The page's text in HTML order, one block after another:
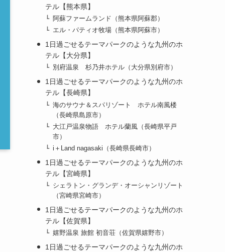
テル【熊本県】
阿蘇ファームランド（熊本県阿蘇郡）
エル・パティオ牧場（熊本県阿蘇市）
1日過ごせるテーマパークのような九州のホ
テル【大分県】
別府温泉 杉乃井ホテル（大分県別府市）
1日過ごせるテーマパークのような九州のホ
テル【長崎県】
海のサウナ＆スパリゾート ホテル南風楼
（長崎県島原市）
大江戸温泉物語 ホテル蘭風（長崎県平戸
市）
i＋Land nagasaki（長崎県長崎市）
1日過ごせるテーマパークのような九州のホ
テル【宮崎県】
シェラトン・グランデ・オーシャンリゾート
（宮崎県宮崎市）
1日過ごせるテーマパークのような九州のホ
テル【佐賀県】
嬉野温泉 旅館 初音荘（佐賀県嬉野市）
1日過ごせるテーマパークのような九州のホ